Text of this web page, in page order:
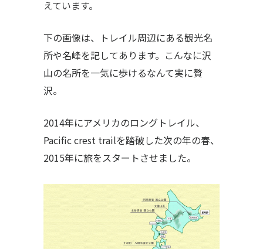
えています。
下の画像は、トレイル周辺にある観光名
所や名峰を記してあります。こんなに沢
山の名所を一気に歩けるなんて実に贅
沢。
2014年にアメリカのロングトレイル、
Pacific crest trailを踏破した次の年の春、
2015年に旅をスタートさせました。